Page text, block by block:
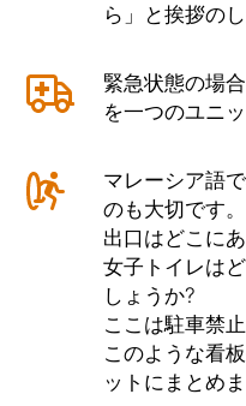
ら」と挨拶の
緊急状態の場
を一つのユニ
マレーシア語
のも大切です。
出口はどこに
女子トイレは
しょうか?
ここは駐車禁
このような看
ットにまとめま